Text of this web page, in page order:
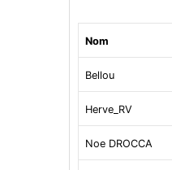
Nom
Bellou
Herve_RV
Noe DROCCA